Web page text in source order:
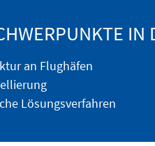
IN
an Flughäfen
Lösungsverfahren